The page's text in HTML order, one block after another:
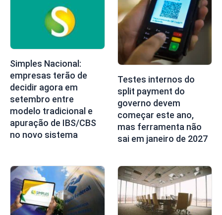
Simples Nacional:
empresas terão de
decidir agora em
setembro entre
modelo tradicional e
apuração de IBS/CBS
no novo sistema
Testes internos do
split payment do
governo devem
começar este ano,
mas ferramenta não
sai em janeiro de 2027